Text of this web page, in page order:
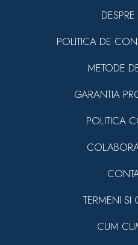
POLITICA DE
METODE
GARANTIA
POLITICA
TERMENI SI
CUM